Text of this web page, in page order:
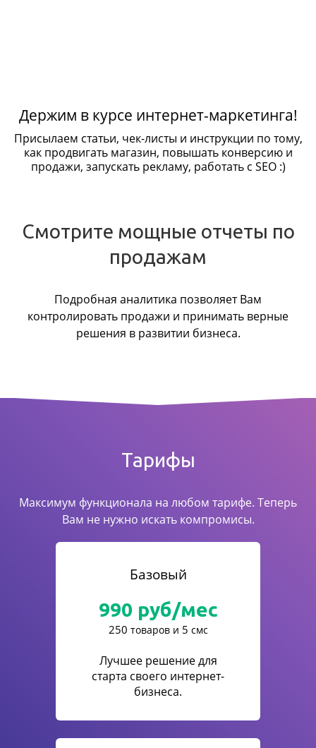
Держим в курсе интернет-маркетинга!
Присылаем статьи, чек-листы и инструкции по тому,
как продвигать магазин, повышать конверсию и
продажи, запускать рекламу, работать с SEO :)
Смотрите мощные отчеты по
продажам
Подробная аналитика позволяет Вам
контролировать продажи и принимать верные
решения в развитии бизнеса.
Тарифы
Максимум функционала на любом тарифе. Теперь
Вам не нужно искать компромисы.
Базовый
990 руб/мес
250 товаров и 5 смс
Лучшее решение для
старта своего интернет-
бизнеса.